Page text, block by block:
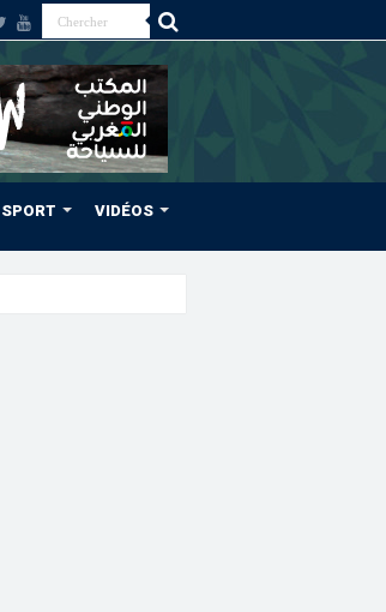
SPORT VIDÉOS